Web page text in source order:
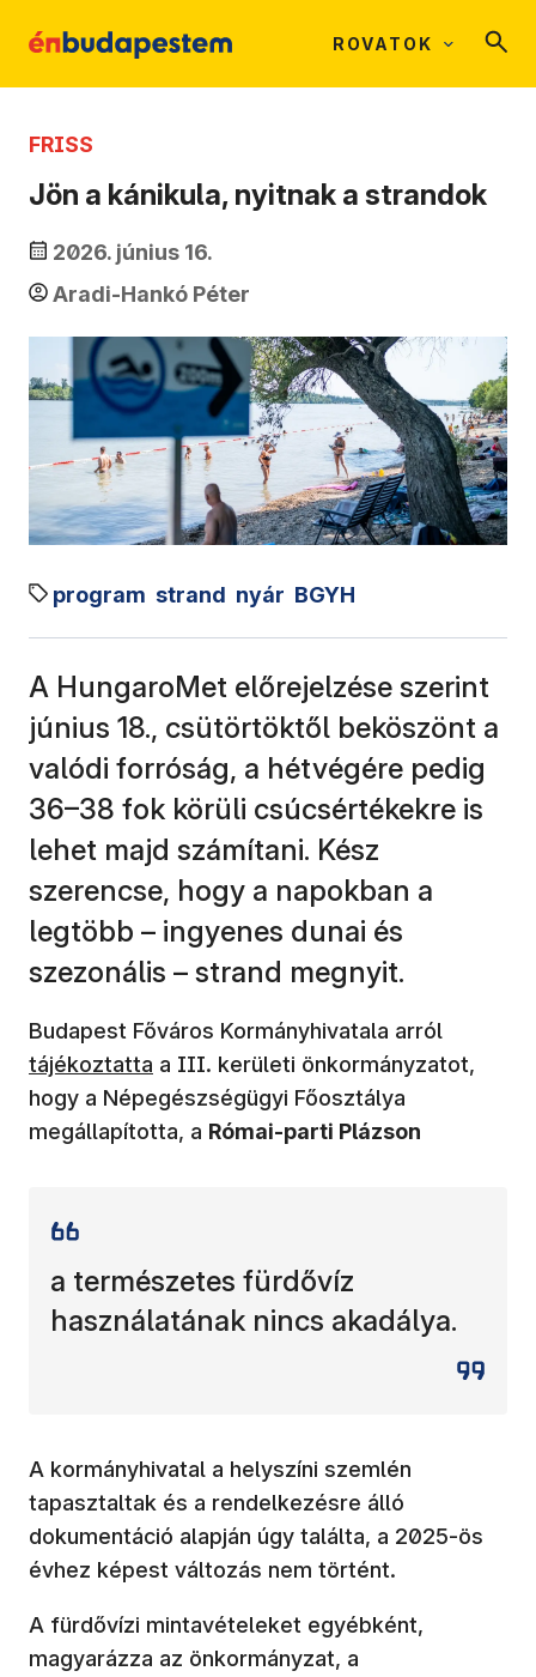
ROVATOK
FRISS
Jön a kánikula, nyitnak a strandok
2026. június 16.
Aradi-Hankó Péter
program strand nyár BGYH
A HungaroMet előrejelzése szerint
június 18., csütörtöktől beköszönt a
valódi forróság, a hétvégére pedig
36–38 fok körüli csúcsértékekre is
lehet majd számítani. Kész
szerencse, hogy a napokban a
legtöbb – ingyenes dunai és
szezonális – strand megnyit.
Budapest Főváros Kormányhivatala arról
tájékoztatta a III. kerületi önkormányzatot,
hogy a Népegészségügyi Főosztálya
megállapította, a Római-parti Plázson
a természetes fürdővíz
használatának nincs akadálya.
A kormányhivatal a helyszíni szemlén
tapasztaltak és a rendelkezésre álló
dokumentáció alapján úgy találta, a 2025-ös
évhez képest változás nem történt.
A fürdővízi mintavételeket egyébként,
magyarázza az önkormányzat, a